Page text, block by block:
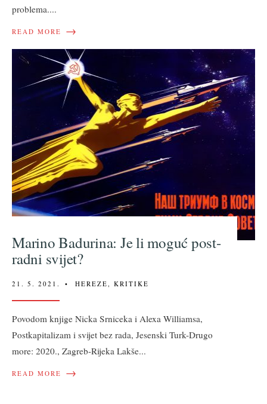
problema....
READ MORE →
Marino Badurina: Je li moguć post-
radni svijet?
21. 5. 2021. • HEREZE KRITIKE
Povodom knjige Nicka Srniceka i Alexa Williamsa,
Postkapitalizam i svijet bez rada, Jesenski Turk-Drugo
more: 2020., Zagreb-Rijeka Lakše...
READ MORE →